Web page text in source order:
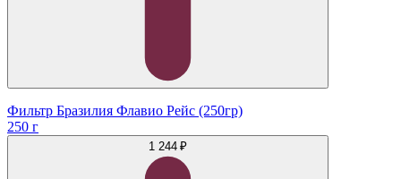
Фильтр Бразилия Флавио Рейс (250гр)
250 г
1 244 ₽